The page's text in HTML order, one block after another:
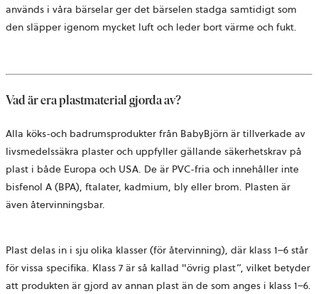
används i våra bärselar ger det bärselen stadga samtidigt som
den släpper igenom mycket luft och leder bort värme och fukt.
Vad är era plastmaterial gjorda av?
Alla köks-och badrumsprodukter från BabyBjörn är tillverkade av
livsmedelssäkra plaster och uppfyller gällande säkerhetskrav på
plast i både Europa och USA. De är PVC-fria och innehåller inte
bisfenol A (BPA), ftalater, kadmium, bly eller brom. Plasten är
även återvinningsbar.
Plast delas in i sju olika klasser (för återvinning), där klass 1–6 står
för vissa specifika. Klass 7 är så kallad "övrig plast”, vilket betyder
att produkten är gjord av annan plast än de som anges i klass 1–6.